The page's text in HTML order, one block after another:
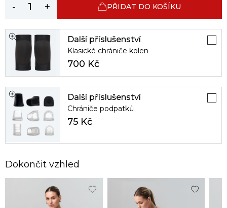
- + PŘIDAT DO KOŠÍKU
Další příslušenství
Klasické chrániče kolen
700 Kč
Další příslušenství
Chrániče podpatků
75 Kč
Dokončit vzhled